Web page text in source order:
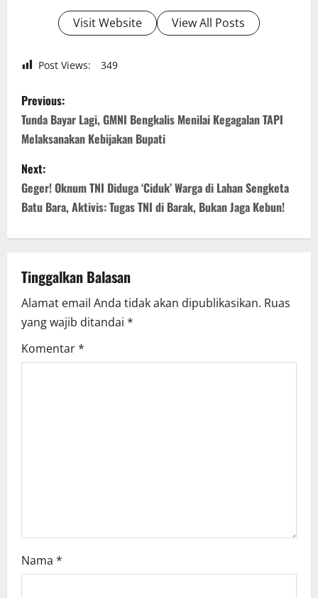
Visit Website View All Posts
Post Views: 349
P
o
s
t
n
a
v
i
g
a
Previous:
Tunda Bayar Lagi, GMNI Bengkalis Menilai Kegagalan TAPI
Melaksanakan Kebijakan Bupati
Next:
Geger! Oknum TNI Diduga ‘Ciduk’ Warga di Lahan Sengketa
Batu Bara, Aktivis: Tugas TNI di Barak, Bukan Jaga Kebun!
Tinggalkan Balasan
Alamat email Anda tidak akan dipublikasikan. Ruas
yang wajib ditandai *
Komentar*
Nama *